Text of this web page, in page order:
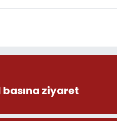
ziyaret